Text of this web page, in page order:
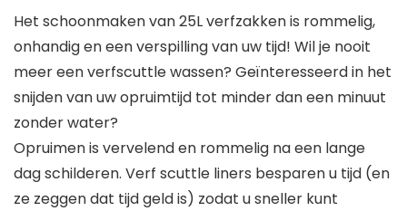
Het schoonmaken van 25L verfzakken is rommelig,
onhandig en een verspilling van uw tijd! Wil je nooit
meer een verfscuttle wassen? Geïnteresseerd in het
snijden van uw opruimtijd tot minder dan een minuut
zonder water?
Opruimen is vervelend en rommelig na een lange
dag schilderen. Verf scuttle liners besparen u tijd (en
ze zeggen dat tijd geld is) zodat u sneller kunt